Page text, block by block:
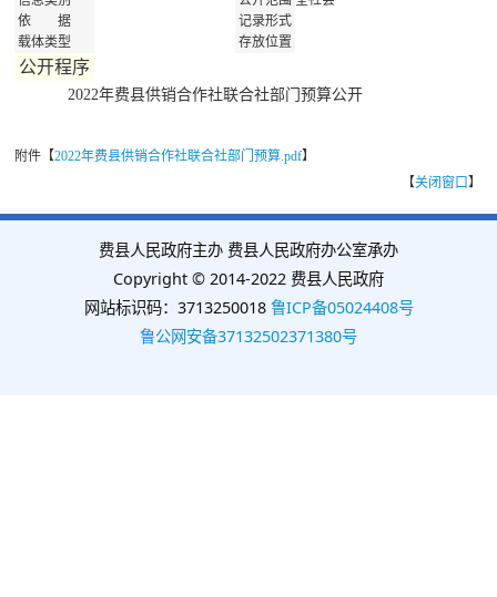
依 据
记录形式
载体类型
存放位置
公开程序
2022年费县供销合作社联合社部门预算公开
附件【2022年费县供销合作社联合社部门预算.pdf】
【关闭窗口】
费县人民政府主办 费县人民政府办公室承办
Copyright © 2014-2022 费县人民政府
网站标识码：3713250018 鲁ICP备05024408号
鲁公网安备37132502371380号